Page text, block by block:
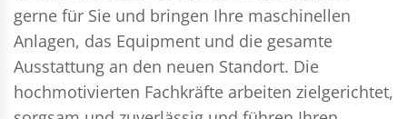
gerne für Sie und bringen Ihre maschinellen
Anlagen, das Equipment und die gesamte
Ausstattung an den neuen Standort. Die
hochmotivierten Fachkräfte arbeiten zielgerichtet,